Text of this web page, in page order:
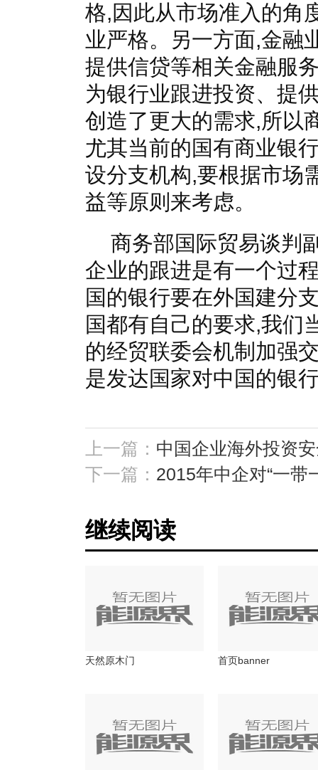
格,因此从市场准入的角
业严格。另一方面,金融
提供信贷等相关金融服
为银行业跟进投资、提
创造了更大的需求,所以
尤其当前的国有商业银
设分支机构,要根据市场
益等原则来考虑。
商务部国际贸易谈判
企业的跟进是有一个过
国的银行要在外国建分
国都有自己的要求,我们
的经贸联委会机制加强
是发达国家对中国的银
上一篇： 中国企业海外投资
下一篇： 2015年中企对“一带
继续阅读
天然原木门 首页banner